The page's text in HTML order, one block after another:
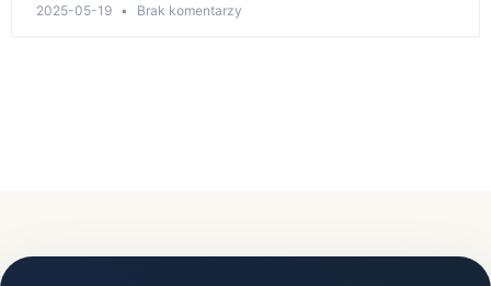
2025-05-19 Brak komentarzy